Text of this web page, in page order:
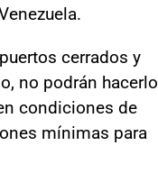
cerrados y
no podrán hacerlo
condiciones de
mínimas para